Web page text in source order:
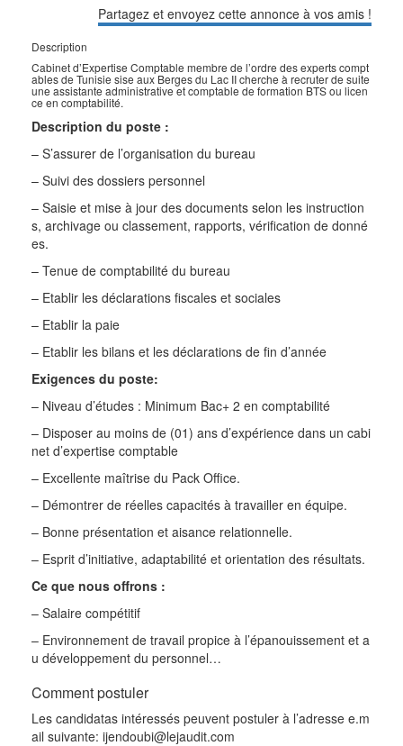
Partagez et envoyez cette annonce à vos amis !
Description
Cabinet d’Expertise Comptable membre de l’ordre des experts compt
ables de Tunisie sise aux Berges du Lac II cherche à recruter de suite
une assistante administrative et comptable de formation BTS ou licen
ce en comptabilité.
Description du poste :
– S’assurer de l’organisation du bureau
– Suivi des dossiers personnel
– Saisie et mise à jour des documents selon les instruction
s, archivage ou classement, rapports, vérification de donné
es.
– Tenue de comptabilité du bureau
– Etablir les déclarations fiscales et sociales
– Etablir la paie
– Etablir les bilans et les déclarations de fin d’année
Exigences du poste:
– Niveau d’études : Minimum Bac+ 2 en comptabilité
– Disposer au moins de (01) ans d’expérience dans un cabi
net d’expertise comptable
– Excellente maîtrise du Pack Office.
– Démontrer de réelles capacités à travailler en équipe.
– Bonne présentation et aisance relationnelle.
– Esprit d’initiative, adaptabilité et orientation des résultats.
Ce que nous offrons :
– Salaire compétitif
– Environnement de travail propice à l’épanouissement et a
u développement du personnel…
Comment postuler
Les candidatas intéressés peuvent postuler à l’adresse e.m
ail suivante: ijendoubi@lejaudit.com